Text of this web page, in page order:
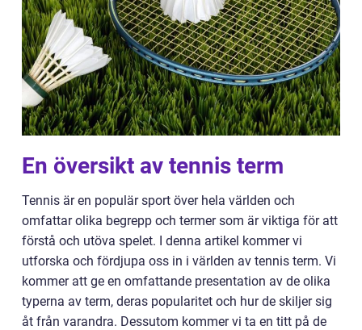
En översikt av tennis term
Tennis är en populär sport över hela världen och
omfattar olika begrepp och termer som är viktiga för att
förstå och utöva spelet. I denna artikel kommer vi
utforska och fördjupa oss in i världen av tennis term. Vi
kommer att ge en omfattande presentation av de olika
typerna av term, deras popularitet och hur de skiljer sig
åt från varandra. Dessutom kommer vi ta en titt på de